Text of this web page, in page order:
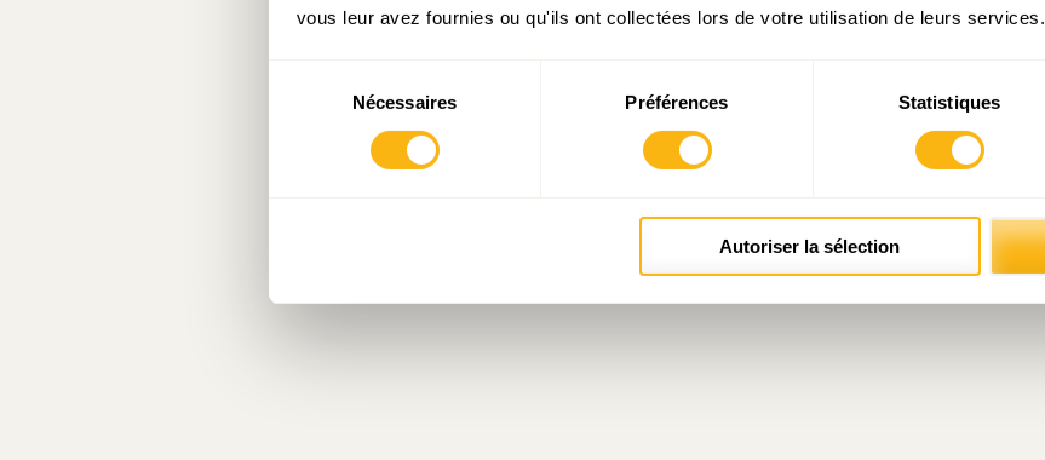
vous leur avez fournies ou qu'ils ont collectées lors de votre utilisation de leurs services.
consentement
Nécessaires Préférences Statistiques
Autoriser la sélection